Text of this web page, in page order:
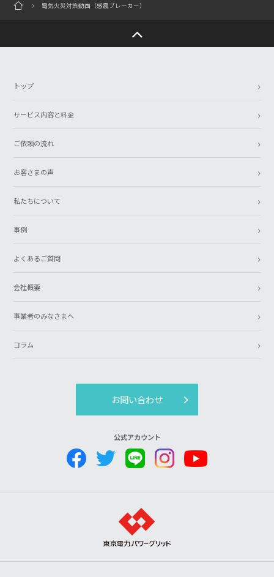
電気火災対策動画（感震ブレーカー）
トップ
サービス内容と料金
ご依頼の流れ
お客さまの声
私たちについて
事例
よくあるご質問
会社概要
事業者のみなさまへ
コラム
お問い合わせ
公式アカウント